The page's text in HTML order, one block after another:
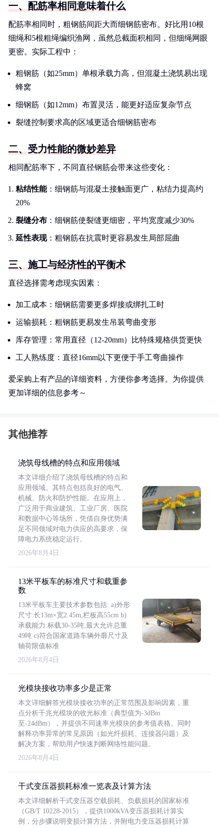
一、配筋率相同意味着什么
配筋率相同时，粗钢筋间距大而细钢筋密布。好比用10根
细绳和5根粗绳编织渔网，虽然总截面积相同，但细绳网眼
更密。实际工程中：
粗钢筋（如25mm）单根承载力高，但混凝土浇筑易出现
蜂窝
细钢筋（如12mm）布置灵活，能更好适应复杂节点
裂缝控制要求高的区域更适合细钢筋密布
二、受力性能的微妙差异
相同配筋率下，不同直径钢筋会带来这些变化：
粘结性能：细钢筋与混凝土接触面更广，粘结力提高约
20%
裂缝分布 ：细钢筋使裂缝更细密，平均宽度减少30%
延性表现：粗钢筋在抗震时更容易发生局部屈曲
三、施工与经济性的平衡术
直径选择需考虑现实因素：
加工成本：细钢筋需要更多焊接或绑扎工时
运输损耗：粗钢筋更易发生吊装弯曲变形
库存管理：常用直径（12-20mm）比特殊规格供货更快
工人熟练度：直径16mm以下更便于手工弯曲操作
爱采购上有产品的详细资料，方便你参考选择。为你提供
更加详细的信息参考～
其他推荐
浇筑母线槽的特点和应用领域
本文详细介绍了浇筑母线槽的特点和
应用领域。其特点包括良好的电气、
机械、防火和防护性能。在应用上，
广泛用于商业建筑、工业厂房、医院
和数据中心等场所，凭借自身优势满
足不同领域对电力供应的高要求，保
障电力系统稳定运行。
2026年8月4日
13米平板车的标准尺寸和载重参
数
13米平板车主要技术参数包括: a)外形
尺寸:长13m×宽2.45m,栏板高55cm b)
承载能力:标载30-35吨,最大允许总重
49吨 c)符合国家道路车辆外廓尺寸及
轴荷限值标准
2026年8月4日
光模块接收功率多少是正常
本文详细解答光模块接收功率的正常范围及影响因素，重
点分析千兆光模块的收光标准（典型值为-3dBm
至-24dBm），并提供不同速率光模块的参考值表格。同时
解释功率异常的常见原因（如光纤损耗、连接器问题）及
解决方案，帮助用户快速判断网络性能问题。
2026年8月4日
干式变压器损耗标准一览表及计算方法
本文详细解析干式变压器空载损耗、负载损耗的国家标准
（GB/T 10228-2015），提供1000kVA变压器损耗计算实
例，分步骤说明变损计算方法，并附电力变压器损耗计算